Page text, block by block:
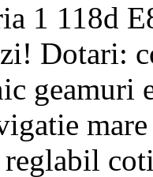
1 118d
Dotari:
geamuri